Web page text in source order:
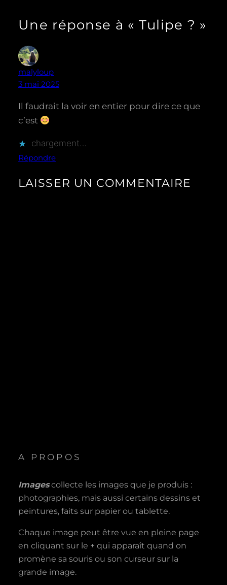
Une réponse à « Tulipe ? »
malyloup
3 mai 2025
Il faudrait la voir en entier pour dire ce que
c’est
chargement…
Répondre
LAISSER UN COMMENTAIRE
A PROPOS
Imagescollecte les images que je produis :
photographies, mais aussi certains dessins et
peintures, faits sur papier ou tablette.
Chaque image peut être vue en pleine page
en cliquant sur le + qui apparaît quand on
promène sa souris ou son curseur sur la
grande image.